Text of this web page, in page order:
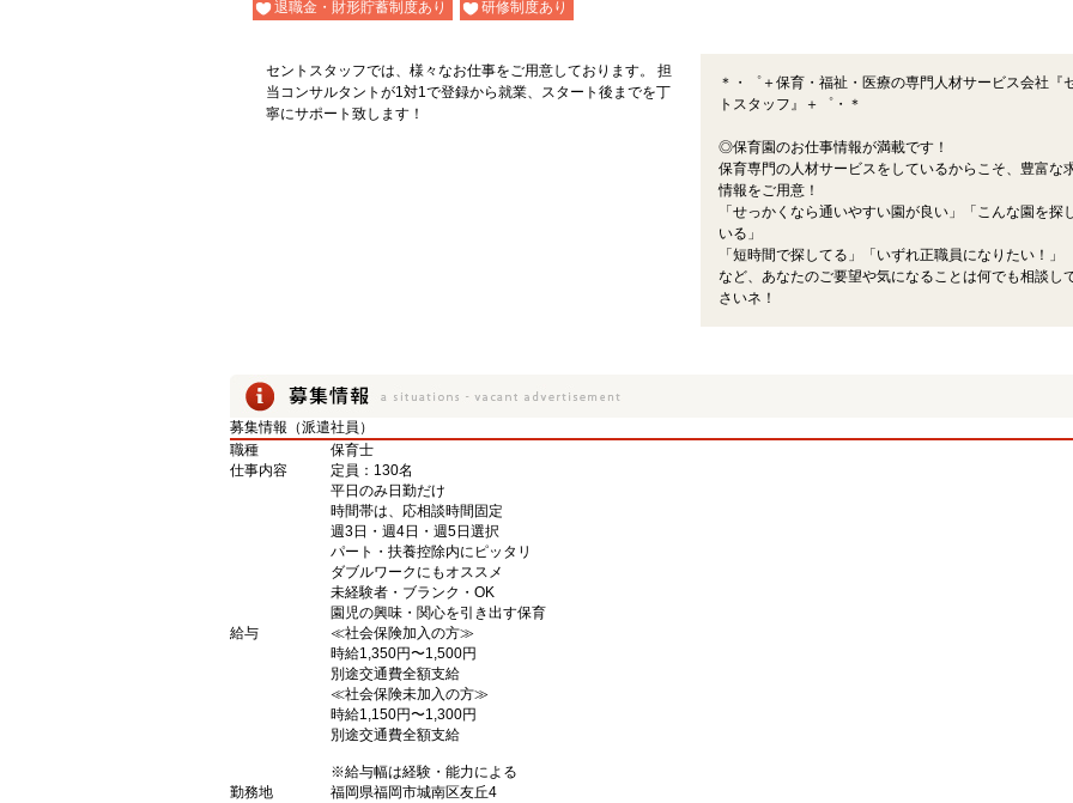
退職金・財形貯蓄制度あり 研修制度あり
セントスタッフでは、様々なお仕事をご用意しております。 担
当コンサルタントが1対1で登録から就業、スタート後までを丁
寧にサポート致します！
＊・゜＋保育・福祉・医療の専門人材サービス会社『
トスタッフ』＋゜・＊
◎保育園のお仕事情報が満載です！
保育専門の人材サービスをしているからこそ、豊富な
情報をご用意！
「せっかくなら通いやすい園が良い」「こんな園を探
いる」
「短時間で探してる」「いずれ正職員になりたい！」
など、あなたのご要望や気になることは何でも相談し
さいネ！
募集情報（派遣社員）
職種
保育士
仕事内容
定員：130名
平日のみ日勤だけ
時間帯は、応相談時間固定
週3日・週4日・週5日選択
パート・扶養控除内にピッタリ
ダブルワークにもオススメ
未経験者・ブランク・OK
園児の興味・関心を引き出す保育
給与
≪社会保険加入の方≫
時給1,350円〜1,500円
別途交通費全額支給
≪社会保険未加入の方≫
時給1,150円〜1,300円
別途交通費全額支給
※給与幅は経験・能力による
勤務地
福岡県福岡市城南区友丘4